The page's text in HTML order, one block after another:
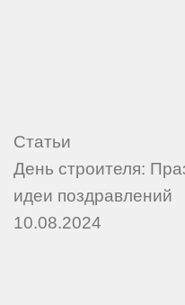
Статьи
День строителя:
идеи поздравлений
10.08.2024